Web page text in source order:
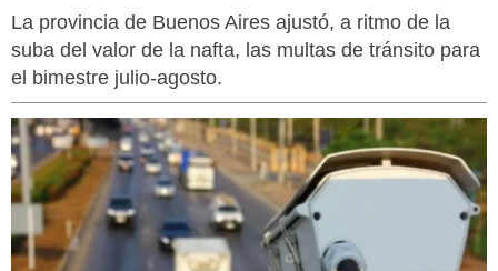
La provincia de Buenos Aires ajustó, a ritmo de la
suba del valor de la nafta, las multas de tránsito para
el bimestre julio-agosto.